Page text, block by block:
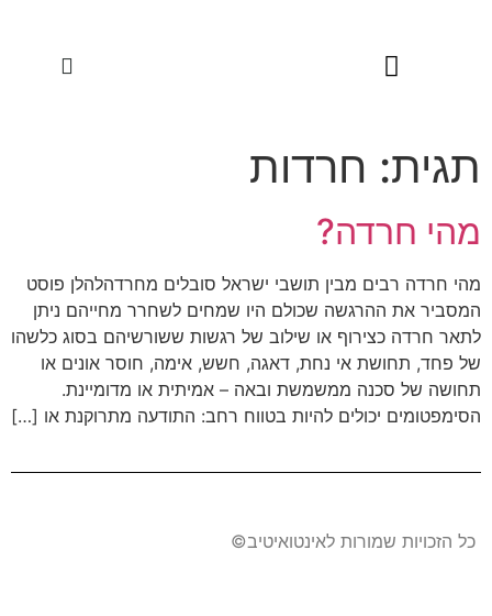
תגית: חרדות
מהי חרדה?
מהי חרדה רבים מבין תושבי ישראל סובלים מחרדהלהלן פוסט
המסביר את ההרגשה שכולם היו שמחים לשחרר מחייהם ניתן
לתאר חרדה כצירוף או שילוב של רגשות ששורשיהם בסוג כלשהו
של פחד, תחושת אי ​​נחת, דאגה, חשש, אימה, חוסר אונים או
תחושה של סכנה ממשמשת ובאה – אמיתית או מדומיינת.
הסימפטומים יכולים להיות בטווח רחב: התודעה מתרוקנת או […]
כל הזכויות שמורות לאינטואיטיב​©